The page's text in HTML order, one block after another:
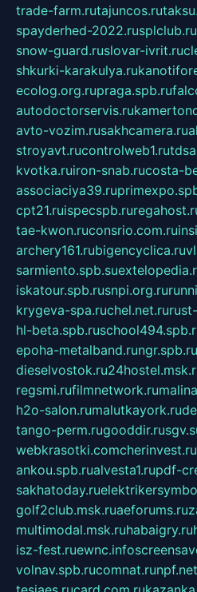
trade-farm.rutajuncos.ru
spayderhed-2022.rusplclub.ru
snow-guard.ruslovar-ivrit.ru
shkurki-karakulya.ru
ecolog.org.rupraga.spb.ru
autodoctorservis.ru
avto-vozim.rusakhcamera.ru
stroyavt.rucontrolweb1.ru
kvotka.ruiron-snab.rucosta-
associaciya39.ru
cpt21.ruispecspb.ru
tae-kwon.ruconsrio.com.ru
archery161.rubigencyclica.ru
sarmiento.spb.su
iskatour.spb.rusnpi.org.ru
krygeva-spa.ruchel.net.ru
hl-beta.spb.ru
epoha-metalband.rungr.spb.ru
dieselvostok.ru
regsmi.rufilmnetwork.ru
h2o-salon.rumalutkayork.ru
tango-perm.rugooddir.ru
webkrasotki.comcherinvest.ru
ankou.spb.rualvesta1.rupdf-
sakhatoday.ru
golf2club.msk.ruaeforums.ru
multimodal.msk.ruhabaigry.ru
isz-fest.ruewnc.info
volnav.spb.rucomnat.ru